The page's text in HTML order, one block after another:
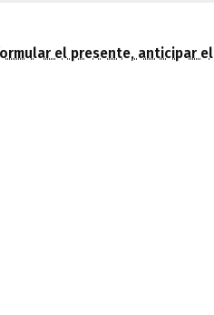
GLOBAL
el presente, anticipar el